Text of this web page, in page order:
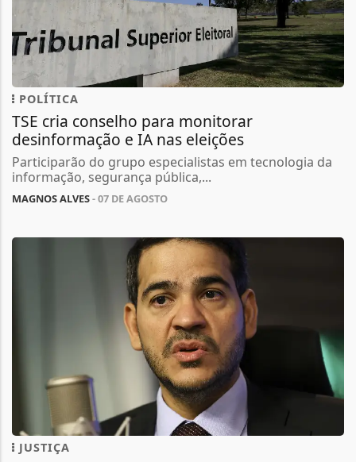
POLÍTICA
TSE cria conselho para monitorar
desinformação e IA nas eleições
Participarão do grupo especialistas em tecnologia da
informação, segurança pública,...
MAGNOS ALVES- 07 DE AGOSTO
JUSTIÇA